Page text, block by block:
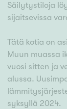
Säilytystiloja
sijaitsevissa
Tätä kotia on
Muun muassa
vuosi sitten ja
alussa.
syksyllä 2024.